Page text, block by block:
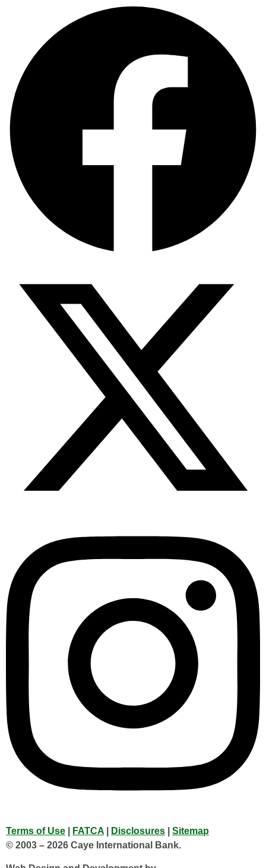
Terms of Use FATCA Disclosures
Sitemap
© 2003 – 2026 Caye International Bank.